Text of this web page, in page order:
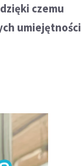
czemu
umiejętności